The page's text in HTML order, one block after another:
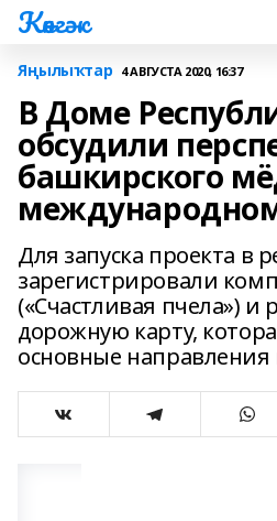
Көнгәк
Яңылыҡтар 4 АВГУСТА 2020, 16:37
В Доме
обсудили
башкирского
Для запуска проекта в
зарегистрировали
(«Счастливая пчела») и
дорожную карту,
основные